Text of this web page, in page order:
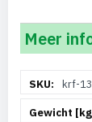
Meer
informatiekrf-